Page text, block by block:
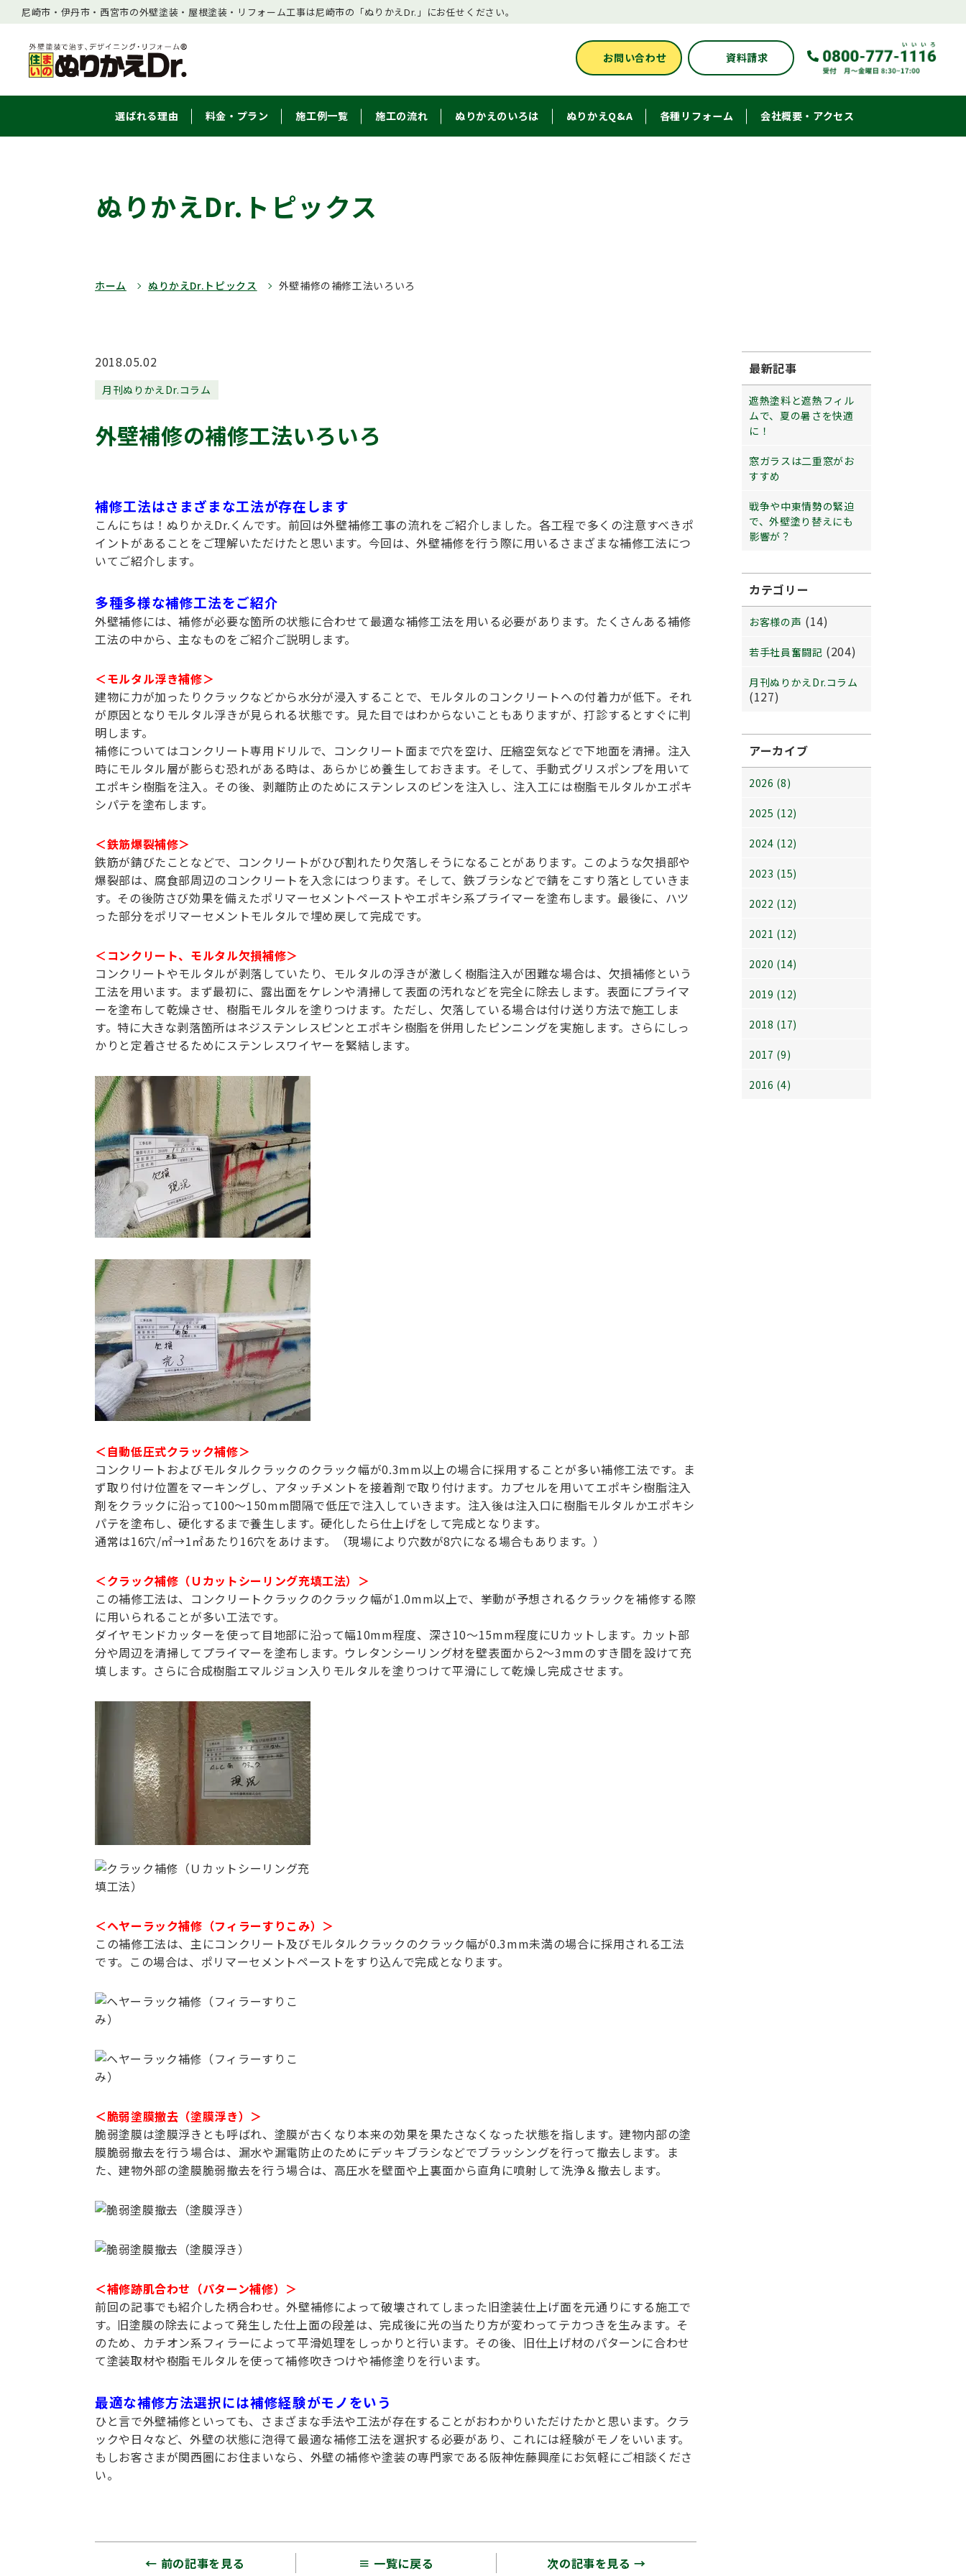
尼崎市・伊丹市・西宮市の外壁塗装・屋根塗装・リフォーム工事は尼崎市の「ぬりかえDr.」にお任せください。
お問い合わせ 資料請求
選ばれる理由 料金・プラン 施工例一覧 施工の流れ ぬりかえのいろは ぬりかえQ&A 各種リフォーム 会社概要・アクセス
ぬりかえDr.トピックス
ホーム ぬりかえDr.トピックス 外壁補修の補修工法いろいろ
2018.05.02
月刊ぬりかえDr.コラム
外壁補修の補修工法いろいろ
補修工法はさまざまな工法が存在します
こんにちは！ぬりかえDr.くんです。前回は外壁補修工事の流れをご紹介しました。各工程で多くの注意すべきポ
イントがあることをご理解いただけたと思います。今回は、外壁補修を行う際に用いるさまざまな補修工法につ
いてご紹介します。
多種多様な補修工法をご紹介
外壁補修には、補修が必要な箇所の状態に合わせて最適な補修工法を用いる必要があります。たくさんある補修
工法の中から、主なものをご紹介ご説明します。
＜モルタル浮き補修＞
建物に力が加ったりクラックなどから水分が浸入することで、モルタルのコンクリートへの付着力が低下。それ
が原因となりモルタル浮きが見られる状態です。見た目ではわからないこともありますが、打診するとすぐに判
明します。
補修についてはコンクリート専用ドリルで、コンクリート面まで穴を空け、圧縮空気などで下地面を清掃。注入
時にモルタル層が膨らむ恐れがある時は、あらかじめ養生しておきます。そして、手動式グリスポンプを用いて
エポキシ樹脂を注入。その後、剥離防止のためにステンレスのピンを注入し、注入工には樹脂モルタルかエポキ
シパテを塗布します。
＜鉄筋爆裂補修＞
鉄筋が錆びたことなどで、コンクリートがひび割れたり欠落しそうになることがあります。このような欠損部や
爆裂部は、腐食部周辺のコンクリートを入念にはつります。そして、鉄ブラシなどで錆をこすり落としていきま
す。その後防さび効果を備えたポリマーセメントペーストやエポキシ系プライマーを塗布します。最後に、ハツ
った部分をポリマーセメントモルタルで埋め戻して完成です。
＜コンクリート、モルタル欠損補修＞
コンクリートやモルタルが剥落していたり、モルタルの浮きが激しく樹脂注入が困難な場合は、欠損補修という
工法を用います。まず最初に、露出面をケレンや清掃して表面の汚れなどを完全に除去します。表面にプライマ
ーを塗布して乾燥させ、樹脂モルタルを塗りつけます。ただし、欠落している場合は付け送り方法で施工しま
す。特に大きな剥落箇所はネジステンレスピンとエポキシ樹脂を併用したピンニングを実施します。さらにしっ
かりと定着させるためにステンレスワイヤーを緊結します。
＜自動低圧式クラック補修＞
コンクリートおよびモルタルクラックのクラック幅が0.3mm以上の場合に採用することが多い補修工法です。ま
ず取り付け位置をマーキングし、アタッチメントを接着剤で取り付けます。カプセルを用いてエポキシ樹脂注入
剤をクラックに沿って100～150mm間隔で低圧で注入していきます。注入後は注入口に樹脂モルタルかエポキシ
パテを塗布し、硬化するまで養生します。硬化したら仕上げをして完成となります。
通常は16穴/㎡→1㎡あたり16穴をあけます。（現場により穴数が8穴になる場合もあります。）
＜クラック補修（Ｕカットシーリング充填工法）＞
この補修工法は、コンクリートクラックのクラック幅が1.0mm以上で、挙動が予想されるクラックを補修する際
に用いられることが多い工法です。
ダイヤモンドカッターを使って目地部に沿って幅10mm程度、深さ10～15mm程度にUカットします。カット部
分や周辺を清掃してプライマーを塗布します。ウレタンシーリング材を壁表面から2～3mmのすき間を設けて充
填します。さらに合成樹脂エマルジョン入りモルタルを塗りつけて平滑にして乾燥し完成させます。
＜ヘヤーラック補修（フィラーすりこみ）＞
この補修工法は、主にコンクリート及びモルタルクラックのクラック幅が0.3mm未満の場合に採用される工法
です。この場合は、ポリマーセメントペーストをすり込んで完成となります。
＜脆弱塗膜撤去（塗膜浮き）＞
脆弱塗膜は塗膜浮きとも呼ばれ、塗膜が古くなり本来の効果を果たさなくなった状態を指します。建物内部の塗
膜脆弱撤去を行う場合は、漏水や漏電防止のためにデッキブラシなどでブラッシングを行って撤去します。ま
た、建物外部の塗膜脆弱撤去を行う場合は、高圧水を壁面や上裏面から直角に噴射して洗浄＆撤去します。
＜補修跡肌合わせ（パターン補修）＞
前回の記事でも紹介した柄合わせ。外壁補修によって破壊されてしまった旧塗装仕上げ面を元通りにする施工で
す。旧塗膜の除去によって発生した仕上面の段差は、完成後に光の当たり方が変わってテカつきを生みます。そ
のため、カチオン系フィラーによって平滑処理をしっかりと行います。その後、旧仕上げ材のパターンに合わせ
て塗装取材や樹脂モルタルを使って補修吹きつけや補修塗りを行います。
最適な補修方法選択には補修経験がモノをいう
ひと言で外壁補修といっても、さまざまな手法や工法が存在することがおわかりいただけたかと思います。クラ
ックや日々など、外壁の状態に泡得て最適な補修工法を選択する必要があり、これには経験がモノをいいます。
もしお客さまが関西圏にお住まいなら、外壁の補修や塗装の専門家である阪神佐藤興産にお気軽にご相談くださ
い。
← 前の記事を見る ≡ 一覧に戻る 次の記事を見る →
最新記事
遮熱塗料と遮熱フィル
ムで、夏の暑さを快適
に！
窓ガラスは二重窓がお
すすめ
戦争や中東情勢の緊迫
で、外壁塗り替えにも
影響が？
カテゴリー
お客様の声 (14)
若手社員奮闘記 (204)
月刊ぬりかえDr.コラム
(127)
アーカイブ
2026 (8)
2025 (12)
2024 (12)
2023 (15)
2022 (12)
2021 (12)
2020 (14)
2019 (12)
2018 (17)
2017 (9)
2016 (4)